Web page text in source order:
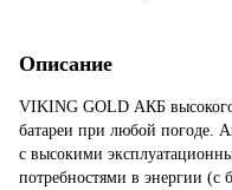
Описание
VIKING GOLD АКБ
батареи при любой погоде.
с высокими
потребностями в энергии (с